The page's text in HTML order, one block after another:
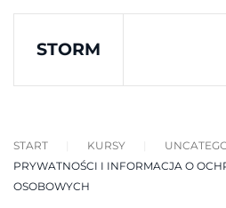
Skip to main content
STORM
START KURSY
PRYWATNOŚCI I INFORMACJA O
OSOBOWYCH